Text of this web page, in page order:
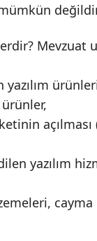
Mevzuat
yazılım
açılması (
yazılım